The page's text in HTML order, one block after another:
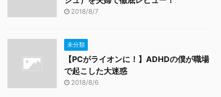
2018/8/7
未分類
【PCがライオンに！】ADHDの僕が職場
で起こした大迷惑
2018/8/6